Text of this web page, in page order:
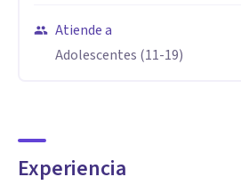
Atiende a
Adolescentes (11-19)
Experiencia